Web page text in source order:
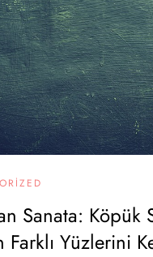
Sanata: Köpük
Farklı Yüzlerini